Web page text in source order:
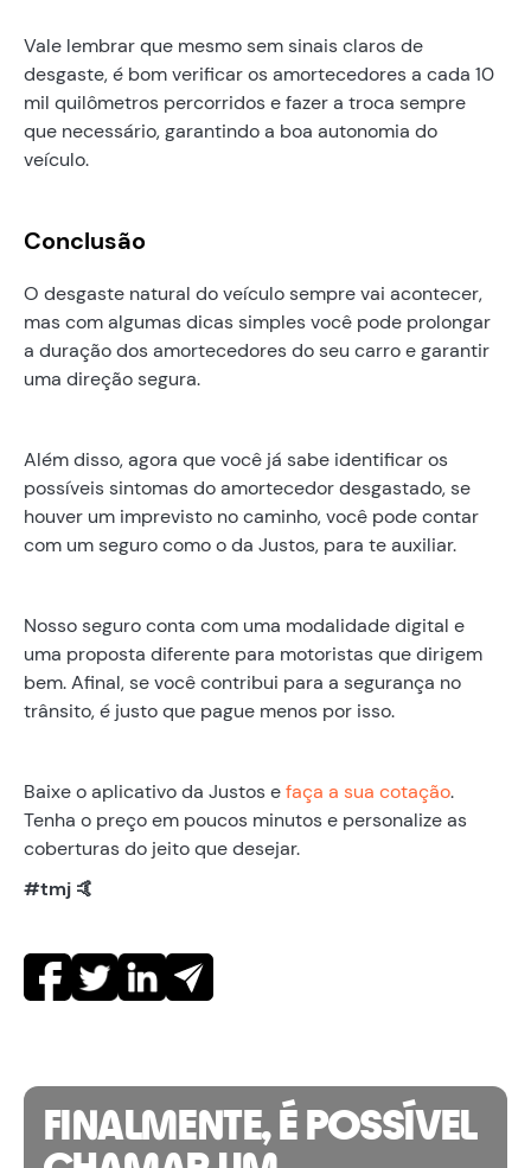
Vale lembrar que mesmo sem sinais claros de
desgaste, é bom verificar os amortecedores a cada 10
mil quilômetros percorridos e fazer a troca sempre
que necessário, garantindo a boa autonomia do
veículo.
Conclusão
O desgaste natural do veículo sempre vai acontecer,
mas com algumas dicas simples você pode prolongar
a duração dos amortecedores do seu carro e garantir
uma direção segura.
Além disso, agora que você já sabe identificar os
possíveis sintomas do amortecedor desgastado, se
houver um imprevisto no caminho, você pode contar
com um seguro como o da Justos, para te auxiliar.
Nosso seguro conta com uma modalidade digital e
uma proposta diferente para motoristas que dirigem
bem. Afinal, se você contribui para a segurança no
trânsito, é justo que pague menos por isso.
‍Baixe o aplicativo da Justos efaça a sua cotação.
Tenha o preço em poucos minutos e personalize as
coberturas do jeito que desejar.
#tmj 🤙
FINALMENTE, É POSSÍVEL